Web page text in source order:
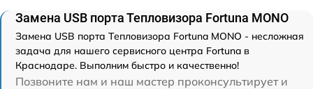
Замена USB порта Тепловизора Fortuna MONO
Замена USB порта Тепловизора Fortuna MONO - несложная
задача для нашего сервисного центра Fortuna в
Краснодаре. Выполним быстро и качественно!
Позвоните нам и наш мастер проконсультирует и